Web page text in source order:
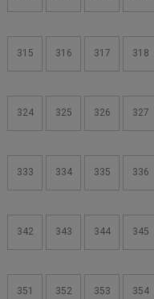
315 316 317 318
324 325 326 327
333 334 335 336
342 343 344 345
351 352 353 354